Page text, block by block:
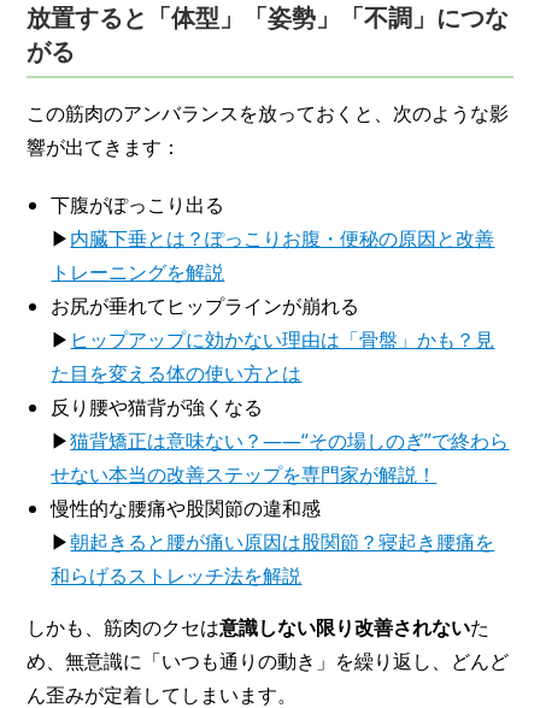
放置すると「体型」「姿勢」「不調」につな
がる
この筋肉のアンバランスを放っておくと、次のような影
響が出てきます：
下腹がぽっこり出る
▶内臓下垂とは？ぽっこりお腹・便秘の原因と改善
トレーニングを解説
お尻が垂れてヒップラインが崩れる
▶ ヒップアップに効かない理由は「骨盤」かも？見
た目を変える体の使い方とは
反り腰や猫背が強くなる
▶猫背矯正は意味ない？――“その場しのぎ”で終わら
せない本当の改善ステップを専門家が解説！
慢性的な腰痛や股関節の違和感
▶朝起きると腰が痛い原因は股関節？寝起き腰痛を
和らげるストレッチ法を解説
しかも、筋肉のクセは意識しない限り改善されないた
め、無意識に「いつも通りの動き」を繰り返し、どんど
ん歪みが定着してしまいます。